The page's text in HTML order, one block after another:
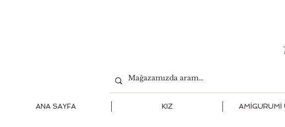
ANA SAYFA KIZ AMİGURUMİ